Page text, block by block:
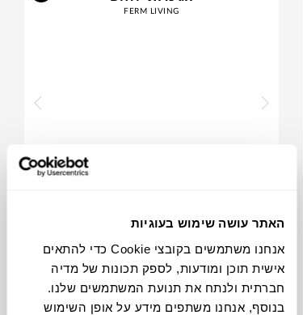
האתר עושה שימוש בעוגיות
אנחנו משתמשים בקובצי Cookie כדי להתאים
אישית תוכן ומודעות, לספק תכונות של מדיה
חברתית ולנתח את תנועת המשתמשים שלנו.
בנוסף, אנחנו משתפים מידע על אופן השימוש
FERM LIVING
C
O
M
IN
G
S
O
O
N כרית TWILL